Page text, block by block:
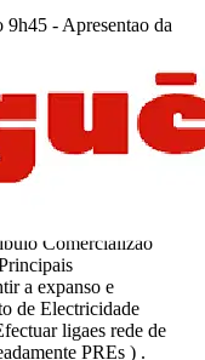
- Apresentao da
10h20 -
10h40 - Ligao em BT
11h10 - Ligao em
12h00 - Ligaes a
Pblica 12h20 -
- Qualidade da
Encerramento 13h25 -
EDP Distribuio no
da EDP Distribuio
Comercializao
a expanso e
de Electricidade
ligaes rede de
PREs ) .